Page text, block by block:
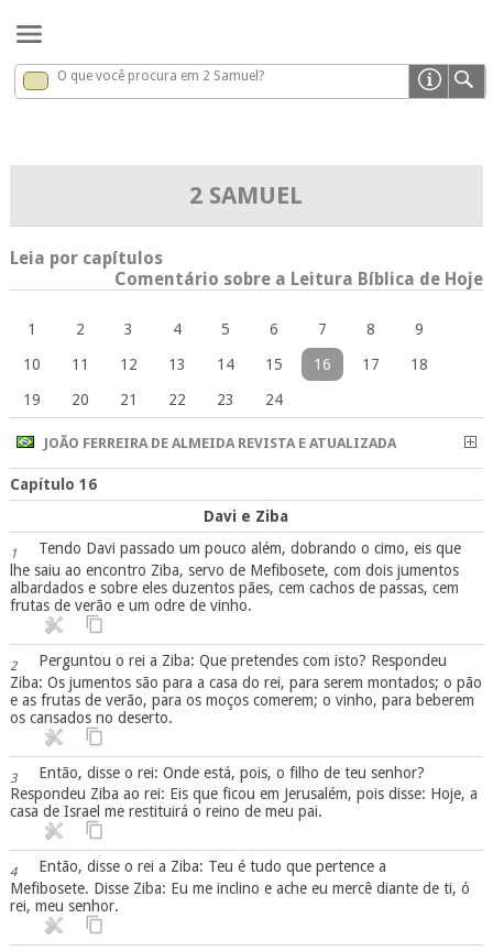
2 Samuel x
O que você procura em 2 Samuel?
2 SAMUEL
Leia por capítulos
Comentário sobre a Leitura Bíblica de Hoje
1 2 3 4 5 6 7 8
9
10
11 12 13 14 15 16 17
18
19
20 21 22 23 24
JOÃO FERREIRA DE ALMEIDA REVISTA E ATUALIZADA
Capítulo 16
Davi e Ziba
1
Tendo Davi passado um pouco além, dobrando o cimo, eis que
lhe saiu ao encontro Ziba, servo de Mefibosete, com dois jumentos
albardados e sobre eles duzentos pães, cem cachos de passas, cem
frutas de verão e um odre de vinho.
2
Perguntou o rei a Ziba: Que pretendes com isto? Respondeu
Ziba: Os jumentos são para a casa do rei, para serem montados; o pão
e as frutas de verão, para os moços comerem; o vinho, para beberem
os cansados no deserto.
3
Então, disse o rei: Onde está, pois, o filho de teu senhor?
Respondeu Ziba ao rei: Eis que ficou em Jerusalém, pois disse: Hoje, a
casa de Israel me restituirá o reino de meu pai.
4
Então, disse o rei a Ziba: Teu é tudo que pertence a
Mefibosete. Disse Ziba: Eu me inclino e ache eu mercê diante de ti, ó
rei, meu senhor.